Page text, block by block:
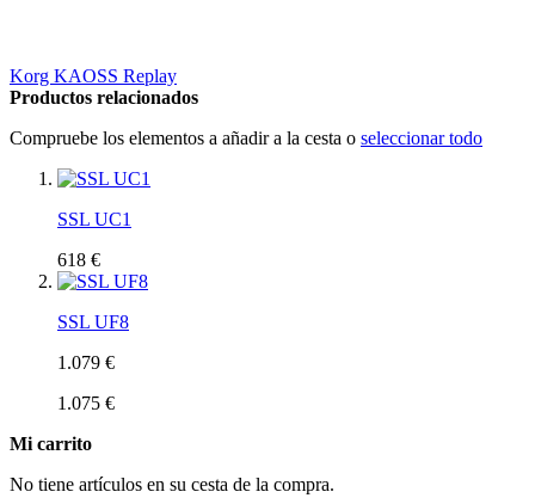
Korg KAOSS Replay
Productos relacionados
Compruebe los elementos a añadir a la cesta o seleccionar todo
SSL UC1
618 €
SSL UF8
1.079 €
1.075 €
Mi carrito
No tiene artículos en su cesta de la compra.